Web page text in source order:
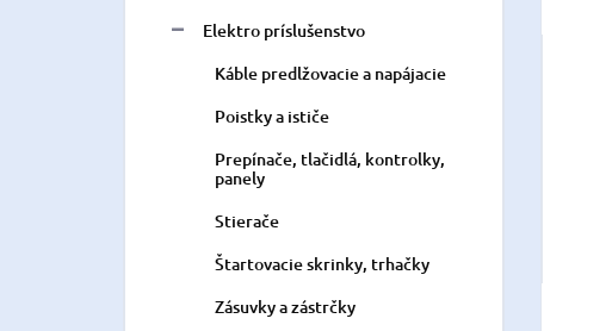
Elektro príslušenstvo
Káble predlžovacie a napájacie
Poistky a ističe
Prepínače, tlačidlá, kontrolky,
panely
Stierače
Štartovacie skrinky, trhačky
Zásuvky a zástrčky